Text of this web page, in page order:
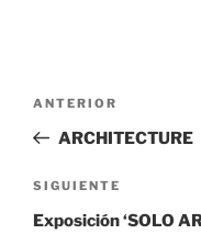
entradas
Entrada
anterior:
ANTERIOR
ARCHITECTURE
Siguiente
entrada
SIGUIENTE
Exposición ‘SOLO